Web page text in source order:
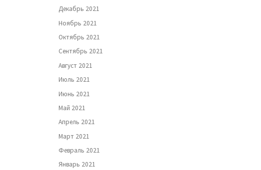
Декабрь 2021
Ноябрь 2021
Октябрь 2021
Сентябрь 2021
Август 2021
Июль 2021
Июнь 2021
Май 2021
Апрель 2021
Март 2021
Февраль 2021
Январь 2021